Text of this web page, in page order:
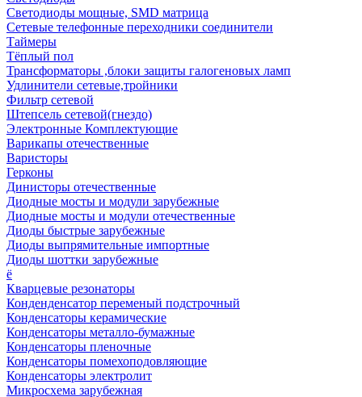
Светодиоды мощные, SMD матрица
Сетевые телефонные переходники соединители
Таймеры
Тёплый пол
Трансформаторы ,блоки защиты галогеновых ламп
Удлинители сетевые,тройники
Фильтр сетевой
Штепсель сетевой(гнездо)
Электронные Комплектующие
Варикапы отечественные
Варисторы
Герконы
Динисторы отечественные
Диодные мосты и модули зарубежные
Диодные мосты и модули отечественные
Диоды быстрые зарубежные
Диоды выпрямительные импортные
Диоды шоттки зарубежные
ё
Кварцевые резонаторы
Конденденсатор переменый подстрочный
Конденсаторы керамические
Конденсаторы металло-бумажные
Конденсаторы пленочные
Конденсаторы помехоподовляющие
Конденсаторы электролит
Микросхема зарубежная